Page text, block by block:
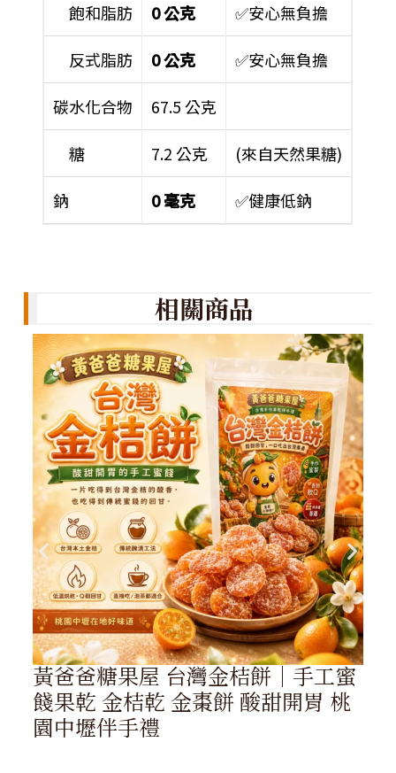
飽和脂肪 0 公克 ✅安心無負擔
反式脂肪 0 公克 ✅安心無負擔
碳水化合物 67.5 公克
糖 7.2 公克 (來自天然果糖)
鈉 0 毫克 ✅健康低鈉
相關商品
黃爸爸糖果屋 台灣金桔餅｜手工蜜
餞果乾 金桔乾 金棗餅 酸甜開胃 桃
園中壢伴手禮